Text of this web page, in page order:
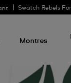
Swatch Rebels
Montres